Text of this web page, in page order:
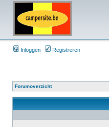
Inloggen Registreren
Forumoverzicht